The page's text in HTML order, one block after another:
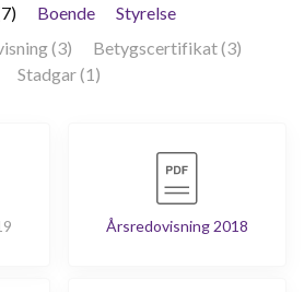
Boende
Styrelse
(3)
Betygscertifikat (3)
Stadgar (1)
Årsredovisning 2018